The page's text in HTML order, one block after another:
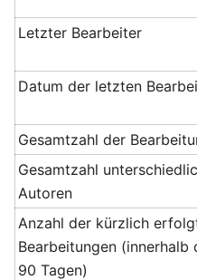
Letzter Bearbeiter
Datum der letzten
Gesamtzahl der
Gesamtzahl
Autoren
Anzahl der kürzlich
Bearbeitungen (innerhalb
90 Tagen)